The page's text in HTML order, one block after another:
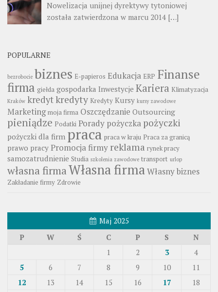
Nowelizacja unijnej dyrektywy tytoniowej
została zatwierdzona w marcu 2014 […]
POPULARNE
bezrobocie biznes E-papieros Edukacja ERP Finanse
firma giełda gospodarka Inwestycje Kariera Klimatyzacja
Kraków kredytkredyty Kredyty Kursy kursy zawodowe
Marketing moja firma Oszczędzanie Outsourcing
pieniądze Podatki Porady pożyczka pożyczki
pożyczki dla firm praca praca w kraju Praca za granicą
prawo pracy Promocja firmy reklama rynek pracy
samozatrudnienie Studia szkolenia zawodowe transport urlop
własna firmaWłasna firmaWłasny biznes
Zakładanie firmy Zdrowie
Maj 2025
P
W Ś C P S N
1 2 3
4
5
6 7 8 9 10
11
12
13 14 15 16 17
18